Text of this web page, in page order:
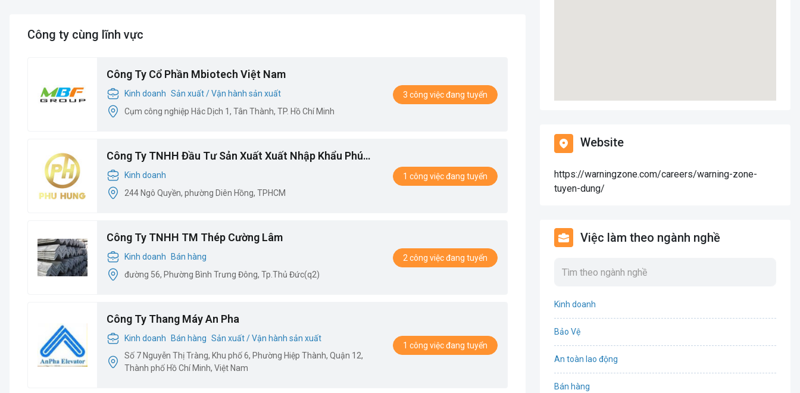
Công ty cùng lĩnh vực
Công Ty Cổ Phần Mbiotech Việt Nam
Kinh doanh Sản xuất / Vận hành sản xuất
Cụm công nghiệp Hắc Dịch 1, Tân Thành, TP. Hồ Chí Minh
3 công việc đang tuyển
Công Ty TNHH Đầu Tư Sản Xuất Xuất Nhập Khẩu Phú
HưngKinh doanh
244 Ngô Quyền, phường Diên Hồng, TPHCM
1 công việc đang tuyển
Công Ty TNHH TM Thép Cường Lâm
Kinh doanh Bán hàng
đường 56, Phường Bình Trưng Đông, Tp.Thủ Đức(q2)
2 công việc đang tuyển
Công Ty Thang Máy An Pha
Kinh doanh Bán hàng Sản xuất / Vận hành sản xuất
Số 7 Nguyễn Thị Tràng, Khu phố 6, Phường Hiệp Thành, Quận 12,
Thành phố Hồ Chí Minh, Việt Nam
1 công việc đang tuyển
Website
https://warningzone.com/careers/warning-zone-
tuyen-dung/
Việc làm theo ngành nghề
Kinh doanh
Bảo Vệ
An toàn lao động
Bán hàng